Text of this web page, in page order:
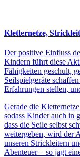
Kletternetze,
Der positive Einfluss
Kindern führt diese
Fähigkeiten geschult,
Seilspielgeräte
Erfahrungen stellen,
Gerade die
sodass Kinder auch in
dass die Seile selbst
weitergeben, wird der
unseren Strickleitern
Abenteuer – so jagt